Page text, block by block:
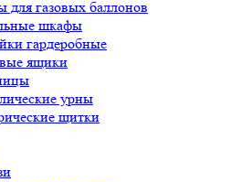
газовых баллонов
шкафы
гардеробные
ящики
урны
щитки